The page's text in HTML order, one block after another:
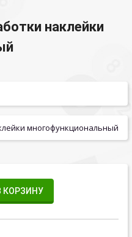
наклейки
КОРЗИНУ